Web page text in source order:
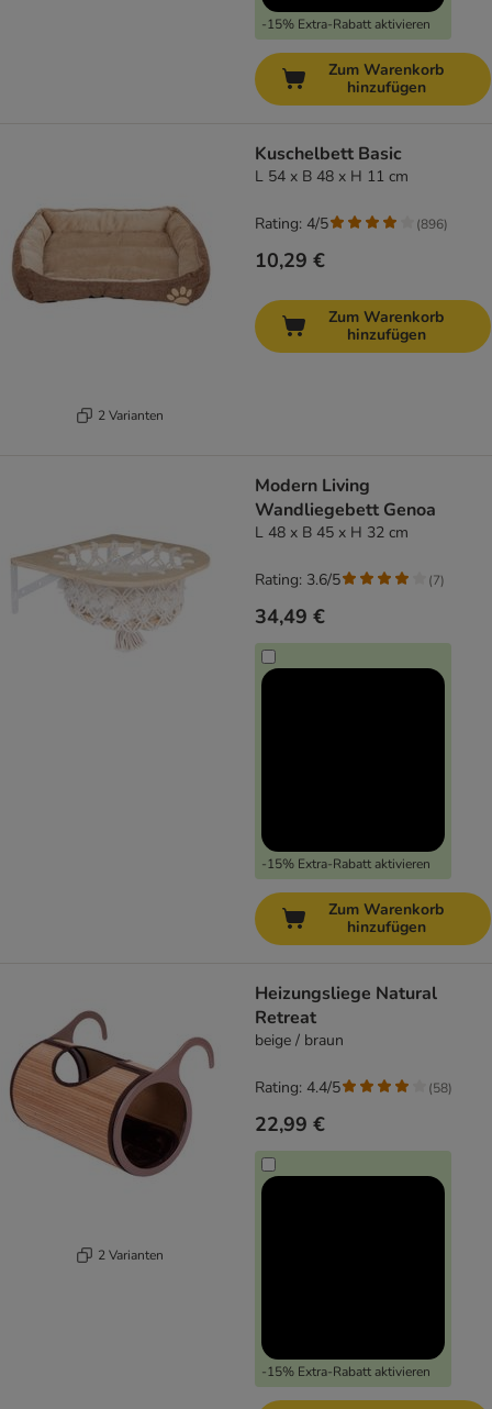
-15% Extra-Rabatt aktivieren
Zum Warenkorb
hinzufügen
2 Varianten
Kuschelbett Basic
L 54 x B 48 x H 11 cm
10,29 €
Rating: 4/5 (896)
Zum Warenkorb
hinzufügen
Modern Living
Wandliegebett Genoa
L 48 x B 45 x H 32 cm
34,49 €
-15% Extra-Rabatt aktivieren
Rating: 3.6/5 (7)
Zum Warenkorb
hinzufügen
2 Varianten
Heizungsliege Natural
Retreat
beige / braun
22,99 €
-15% Extra-Rabatt aktivieren
Rating: 4.4/5 (58)